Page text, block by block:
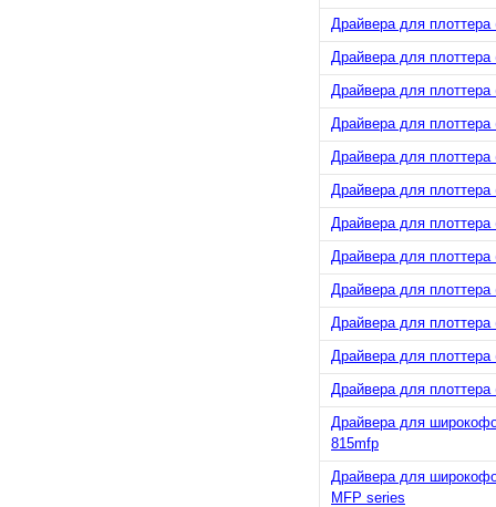
Драйвера для
Драйвера для
Драйвера для
Драйвера для
Драйвера для
Драйвера для
Драйвера для
Драйвера для
Драйвера для
Драйвера для
Драйвера для
Драйвера для
Драйвера для
815mfp
Драйвера для
MFP series